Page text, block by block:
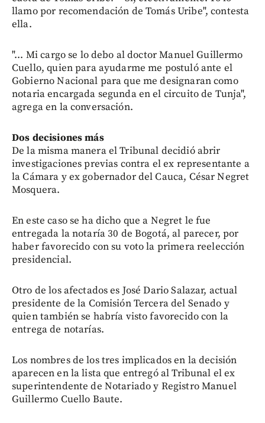
llamo por recomendación de Tomás Uribe", contesta
ella.
"... Mi cargo se lo debo al doctor Manuel Guillermo
Cuello, quien para ayudarme me postuló ante el
Gobierno Nacional para que me designaran como
notaria encargada segunda en el circuito de Tunja",
agrega en la conversación.
Dos decisiones más
De la misma manera el Tribunal decidió abrir
investigaciones previas contra el ex representante a
la Cámara y ex gobernador del Cauca, César Negret
Mosquera.
En este caso se ha dicho que a Negret le fue
entregada la notaría 30 de Bogotá, al parecer, por
haber favorecido con su voto la primera reelección
presidencial.
Otro de los afectados es José Dario Salazar, actual
presidente de la Comisión Tercera del Senado y
quien también se habría visto favorecido con la
entrega de notarías.
Los nombres de los tres implicados en la decisión
aparecen en la lista que entregó al Tribunal el ex
superintendente de Notariado y Registro Manuel
Guillermo Cuello Baute.